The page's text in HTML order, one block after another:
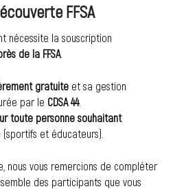
FFSA
nécessite la souscription
de la FFSA.
gratuite et sa gestion
par le CDSA 44.
toute personne souhaitant
et éducateurs).
nous vous remercions de compléter
des participants que vous